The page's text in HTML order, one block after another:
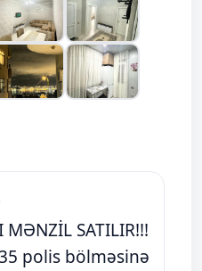
MƏNZİL SATILIR!!!
polis bölməsinə